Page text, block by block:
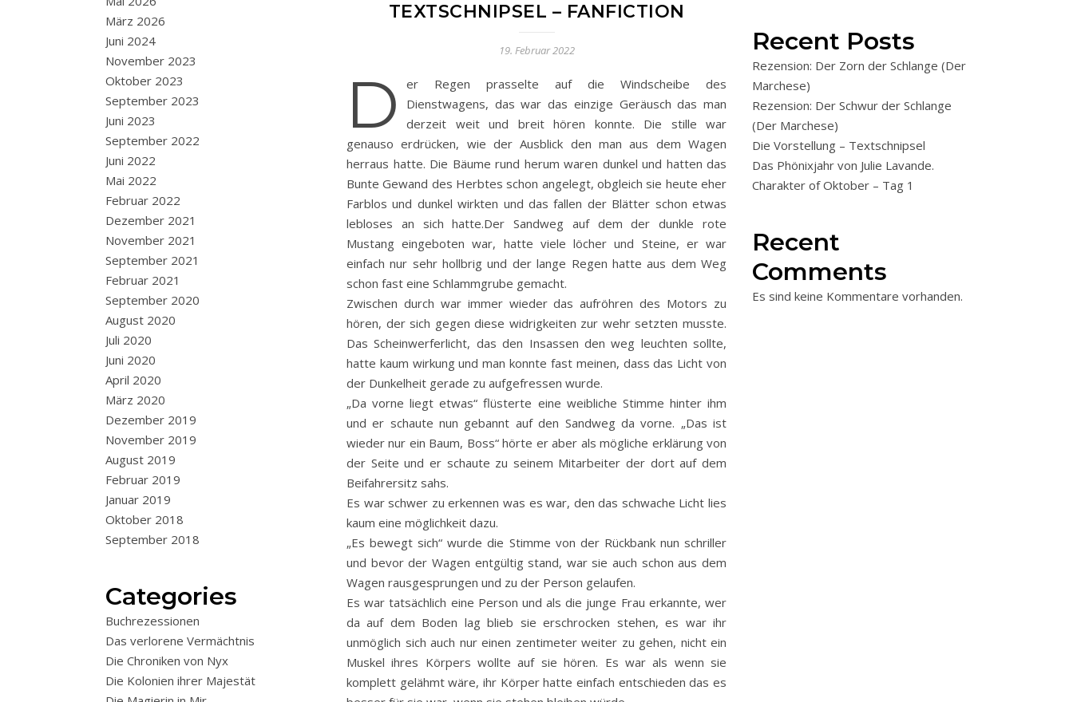
März 2026
Juni 2024
November 2023
Oktober 2023
September 2023
Juni 2023
September 2022
Juni 2022
Mai 2022
Februar 2022
Dezember 2021
November 2021
September 2021
Februar 2021
September 2020
August 2020
Juli 2020
Juni 2020
April 2020
März 2020
Dezember 2019
November 2019
August 2019
Februar 2019
Januar 2019
Oktober 2018
September 2018
Categories
Buchrezessionen
Das verlorene Vermächtnis
Die Chroniken von Nyx
Die Kolonien ihrer Majestät
TEXTSCHNIPSEL – FANFICTION
19. Februar 2022
D
er Regen prasselte auf die Windscheibe des
Dienstwagens, das war das einzige Geräusch das man
derzeit weit und breit hören konnte. Die stille war
genauso erdrücken, wie der Ausblick den man aus dem Wagen
herraus hatte. Die Bäume rund herum waren dunkel und hatten das
Bunte Gewand des Herbtes schon angelegt, obgleich sie heute eher
Farblos und dunkel wirkten und das fallen der Blätter schon etwas
lebloses an sich hatte.Der Sandweg auf dem der dunkle rote
Mustang eingeboten war, hatte viele löcher und Steine, er war
einfach nur sehr hollbrig und der lange Regen hatte aus dem Weg
schon fast eine Schlammgrube gemacht.
Zwischen durch war immer wieder das aufröhren des Motors zu
hören, der sich gegen diese widrigkeiten zur wehr setzten musste.
Das Scheinwerferlicht, das den Insassen den weg leuchten sollte,
hatte kaum wirkung und man konnte fast meinen, dass das Licht von
der Dunkelheit gerade zu aufgefressen wurde.
„Da vorne liegt etwas“ flüsterte eine weibliche Stimme hinter ihm
und er schaute nun gebannt auf den Sandweg da vorne. „Das ist
wieder nur ein Baum, Boss“ hörte er aber als mögliche erklärung von
der Seite und er schaute zu seinem Mitarbeiter der dort auf dem
Beifahrersitz sahs.
Es war schwer zu erkennen was es war, den das schwache Licht lies
kaum eine möglichkeit dazu.
„Es bewegt sich“ wurde die Stimme von der Rückbank nun schriller
und bevor der Wagen entgültig stand, war sie auch schon aus dem
Wagen rausgesprungen und zu der Person gelaufen.
Es war tatsächlich eine Person und als die junge Frau erkannte, wer
da auf dem Boden lag blieb sie erschrocken stehen, es war ihr
unmöglich sich auch nur einen zentimeter weiter zu gehen, nicht ein
Muskel ihres Körpers wollte auf sie hören. Es war als wenn sie
komplett gelähmt wäre, ihr Körper hatte einfach entschieden das es
Recent Posts
Rezension: Der Zorn der Schlange (Der
Marchese)
Rezension: Der Schwur der Schlange
(Der Marchese)
Die Vorstellung – Textschnipsel
Das Phönixjahr von Julie Lavande.
Charakter of Oktober – Tag 1
Recent
Comments
Es sind keine Kommentare vorhanden.